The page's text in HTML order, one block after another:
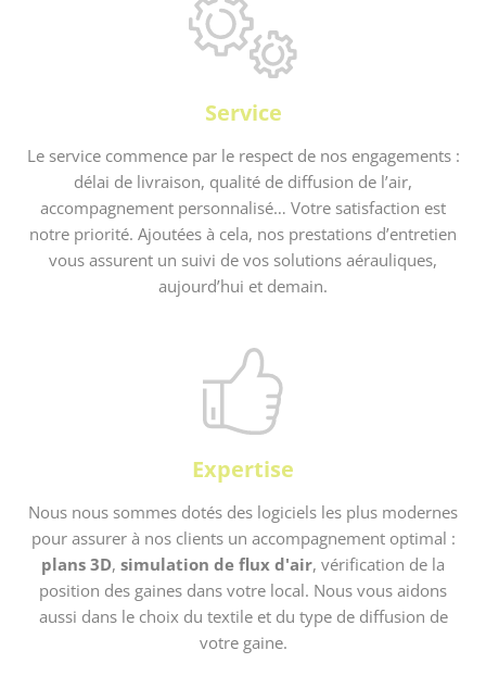
Service
Le service commence par le respect de nos engagements :
délai de livraison, qualité de diffusion de l’air,
accompagnement personnalisé… Votre satisfaction est
notre priorité. Ajoutées à cela, nos prestations d’entretien
vous assurent un suivi de vos solutions aérauliques,
aujourd’hui et demain.
Expertise
Nous nous sommes dotés des logiciels les plus modernes
pour assurer à nos clients un accompagnement optimal :
plans 3D, simulation de flux d'air, vérification de la
position des gaines dans votre local. Nous vous aidons
aussi dans le choix du textile et du type de diffusion de
votre gaine.